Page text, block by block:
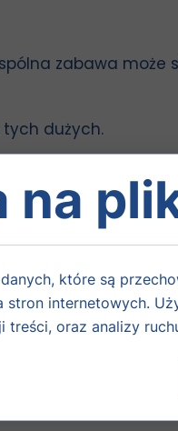
zabawa może
dużych.
na
które są
stron internetowych.
treści, oraz analizy